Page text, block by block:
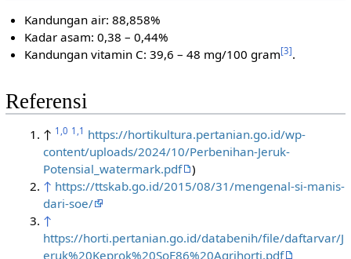
Kandungan air: 88,858%
Kadar asam: 0,38 – 0,44%
Kandungan vitamin C: 39,6 – 48 mg/100 gram[3].
Referensi
↑ 1,0 1,1 https://hortikultura.pertanian.go.id/wp-
content/uploads/2024/10/Perbenihan-Jeruk-
Potensial_watermark.pdf
)
↑ https://ttskab.go.id/2015/08/31/mengenal-si-manis-
dari-soe/
↑
https://horti.pertanian.go.id/databenih/file/daftarvar/J
eruk%20Keprok%20SoE86%20Agrihorti.pdf